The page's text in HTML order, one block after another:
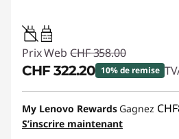
20W-60W
USB PD
Prix Web CHF 358.00
CHF 322.20 10% de remise
Bons de réduction en ligne :
Code de réduction :
My Lenovo Rewards Gagnez
S’inscrire maintenant